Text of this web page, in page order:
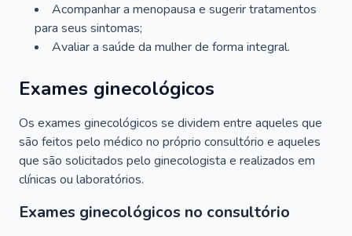
Acompanhar a menopausa e sugerir tratamentos
para seus sintomas;
Avaliar a saúde da mulher de forma integral.
Exames ginecológicos
Os exames ginecológicos se dividem entre aqueles que
são feitos pelo médico no próprio consultório e aqueles
que são solicitados pelo ginecologista e realizados em
clínicas ou laboratórios.
Exames ginecológicos no consultório